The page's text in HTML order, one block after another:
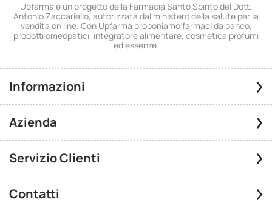
Upfarma è un progetto della Farmacia Santo Spirito del Dott.
Antonio Zaccariello, autorizzata dal ministero della salute per la
vendita on line. Con Upfarma proponiamo farmaci da banco,
prodotti omeopatici, integratore alimentare, cosmetica profumi
ed essenze.
Informazioni
Azienda
Servizio Clienti
Contatti